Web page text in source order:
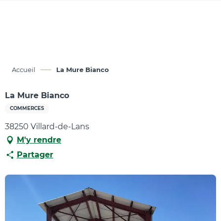
Accueil La Mure Bianco
La Mure Bianco
COMMERCES
38250 Villard-de-Lans
M'y rendre
Partager